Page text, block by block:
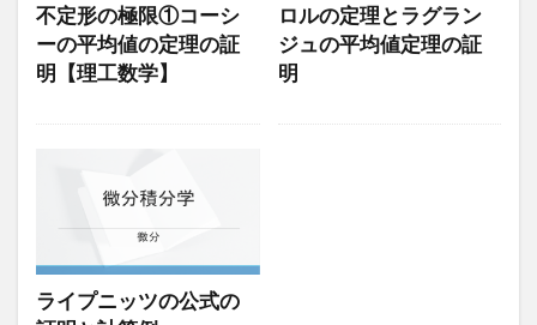
不定形の極限①コーシ
ーの平均値の定理の証
明【理工数学】
ロルの定理とラグラン
ジュの平均値定理の証
明
ライプニッツの公式の